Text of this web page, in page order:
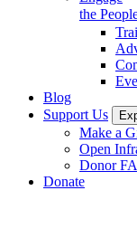
the
Blog
Support Us
Make a
Open
Donor
Donate